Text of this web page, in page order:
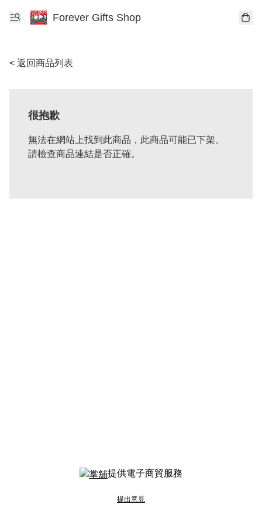
Forever Gifts Shop
< 返回商品列表
很抱歉
無法在網站上找到此商品，此商品可能已下架。
請檢查商品連結是否正確。
提供電子商貿服務
提出意見